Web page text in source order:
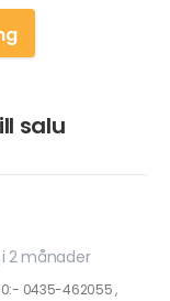
salu
2 månader
0435-462055 ,